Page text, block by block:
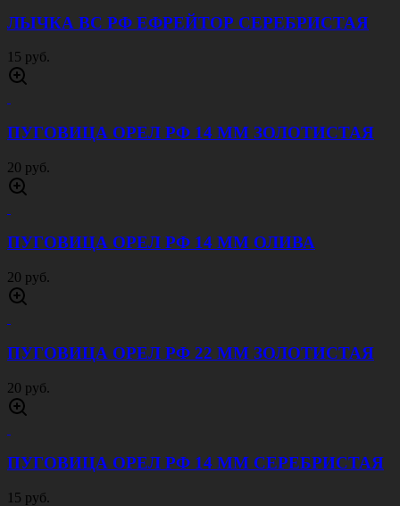
ЛЫЧКА ВС РФ ЕФРЕЙТОР СЕРЕБРИСТАЯ
15 руб.
ПУГОВИЦА ОРЕЛ РФ 14 ММ ЗОЛОТИСТАЯ
20 руб.
ПУГОВИЦА ОРЕЛ РФ 14 ММ ОЛИВА
20 руб.
ПУГОВИЦА ОРЕЛ РФ 22 ММ ЗОЛОТИСТАЯ
20 руб.
ПУГОВИЦА ОРЕЛ РФ 14 ММ СЕРЕБРИСТАЯ
15 руб.